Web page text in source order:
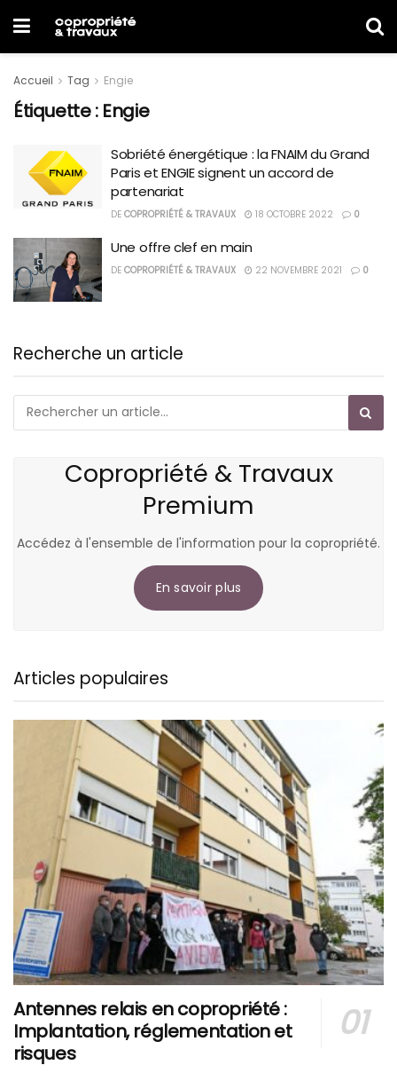
Accueil Tag Engie
Étiquette : Engie
Sobriété énergétique : la FNAIM du Grand
Paris et ENGIE signent un accord de
partenariat
DE COPROPRIÉTÉ & TRAVAUX 18 OCTOBRE 2022 0
Une offre clef en main
DE COPROPRIÉTÉ & TRAVAUX 22 NOVEMBRE 2021 0
Recherche un article
Copropriété & Travaux
Premium
Accédez à l'ensemble de l'information pour la copropriété.
En savoir plus
Articles populaires
Antennes relais en copropriété :
Implantation, réglementation et
risques